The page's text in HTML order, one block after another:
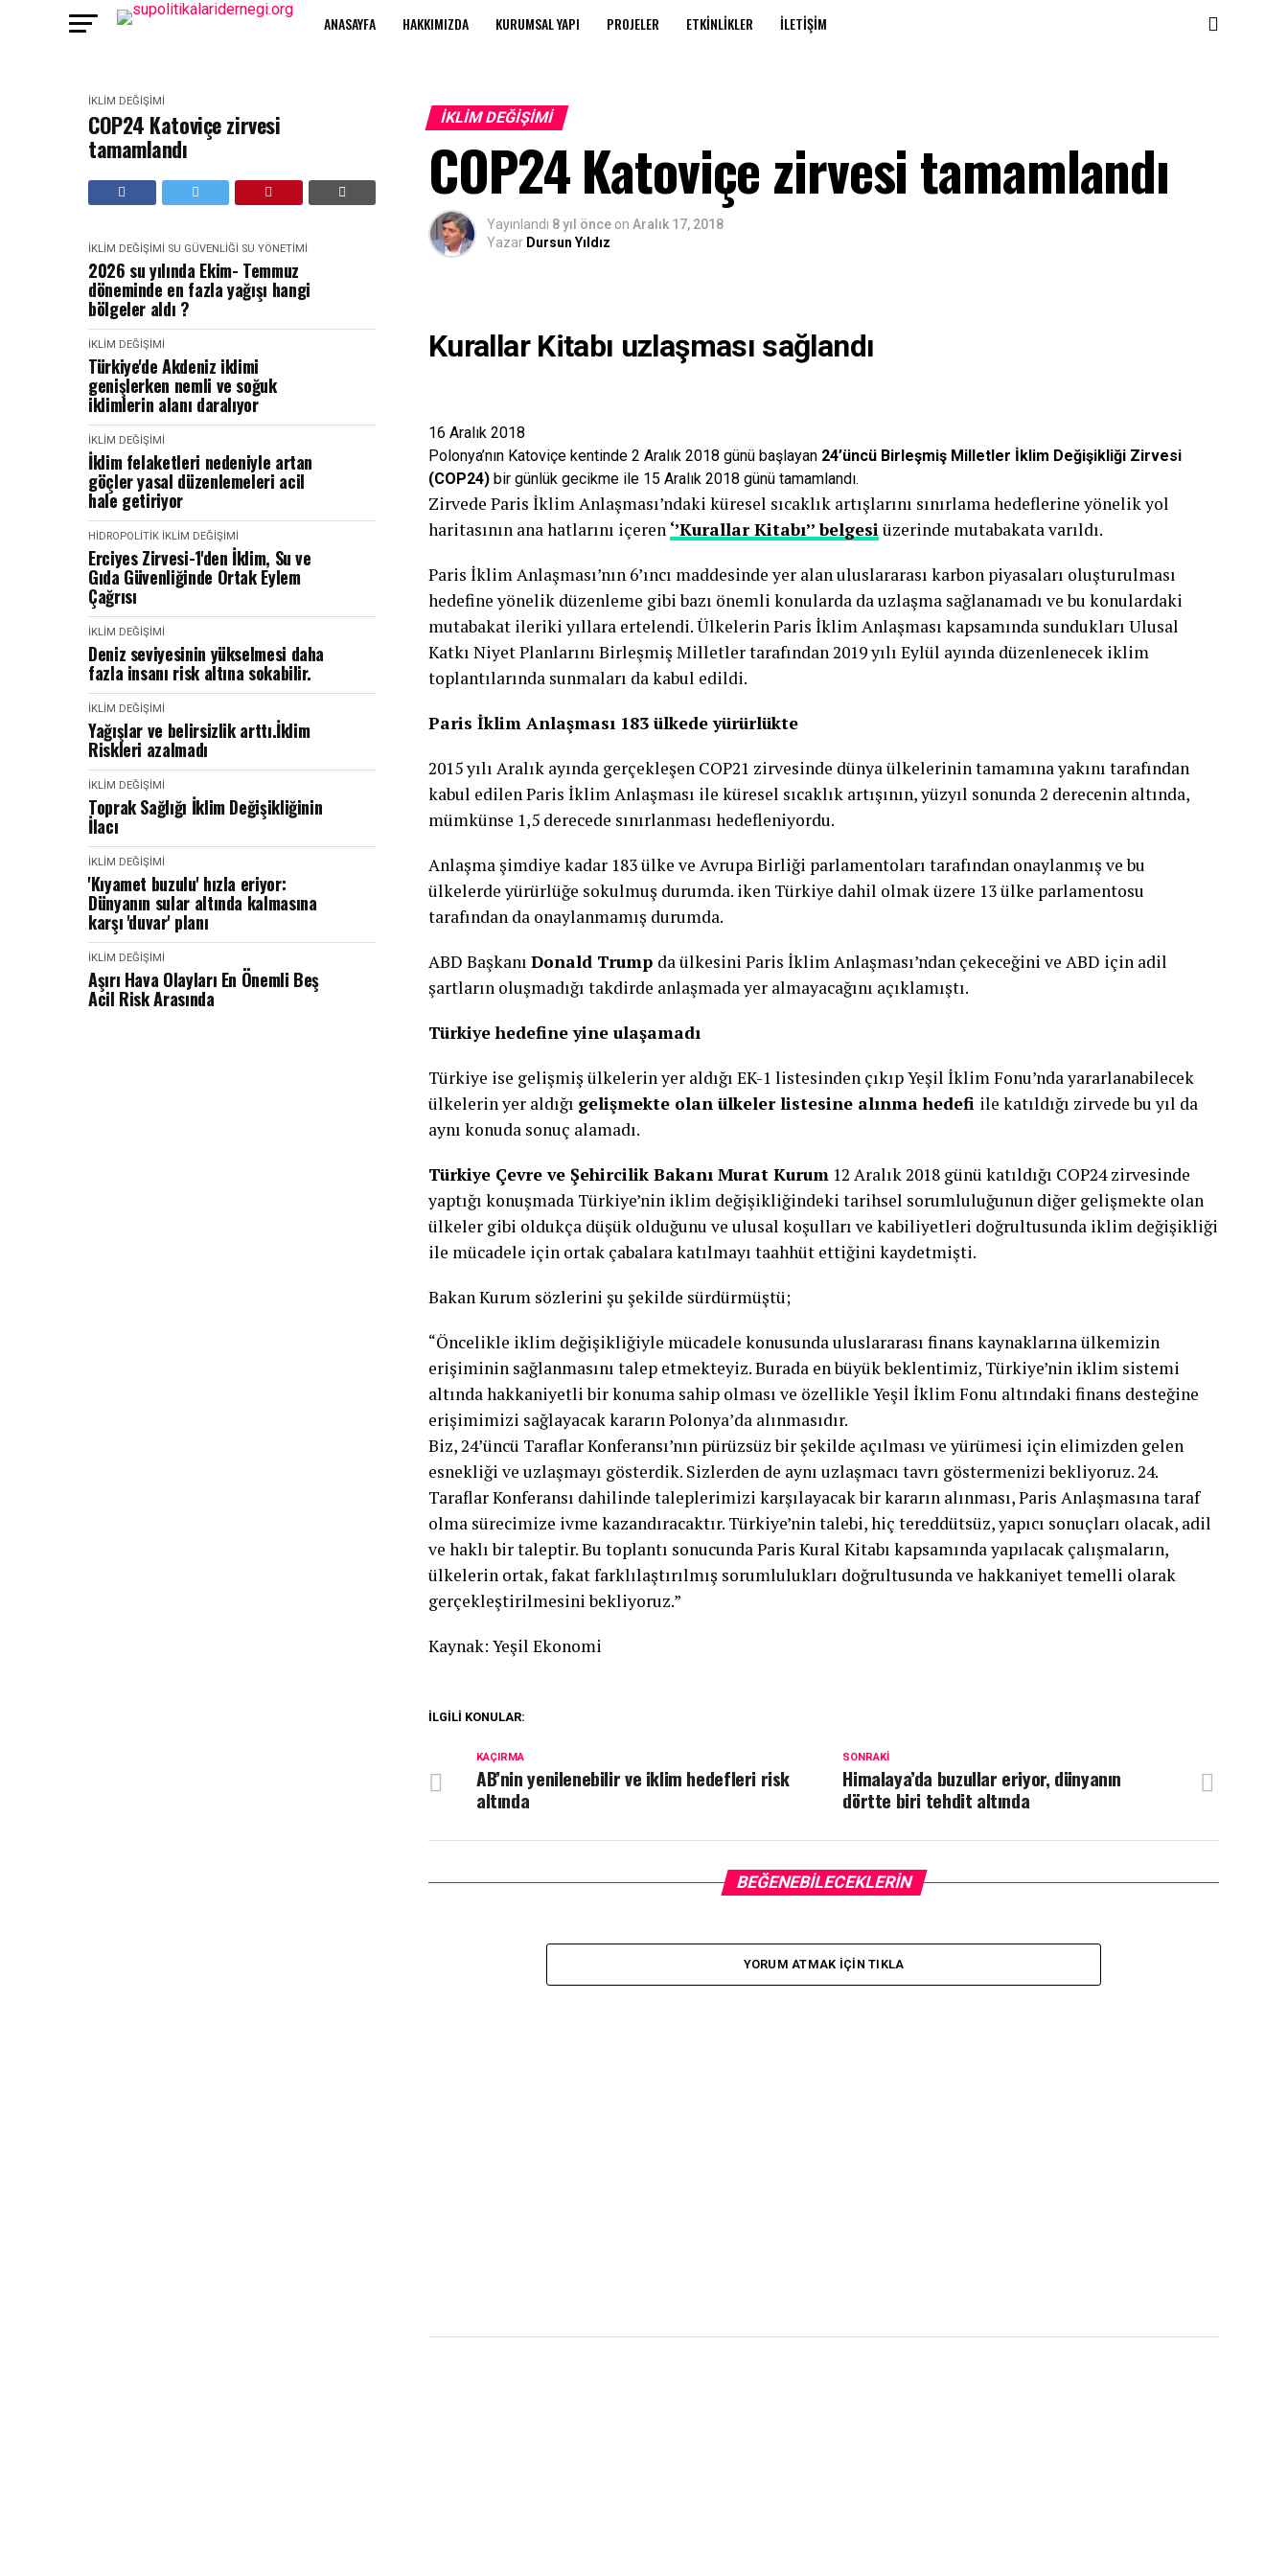
ANASAYFA HAKKIMIZDA KURUMSAL YAPI PROJELER ETKINLIKLER İLETIŞIM
İKLIM DEĞIŞIMI
COP24 Katoviçe zirvesi
tamamlandı
İKLIM DEĞIŞIMI SU GÜVENLIĞI SU YÖNETIMI
2026 su yılında Ekim- Temmuz
döneminde en fazla yağışı hangi
bölgeler aldı ?
İKLIM DEĞIŞIMI
Türkiye'de Akdeniz iklimi
genişlerken nemli ve soğuk
iklimlerin alanı daralıyor
İKLIM DEĞIŞIMI
İklim felaketleri nedeniyle artan
göçler yasal düzenlemeleri acil
hale getiriyor
HIDROPOLITIK İKLIM DEĞIŞIMI
Erciyes Zirvesi-1'den İklim, Su ve
Gıda Güvenliğinde Ortak Eylem
Çağrısı
İKLIM DEĞIŞIMI
Deniz seviyesinin yükselmesi daha
fazla insanı risk altına sokabilir.
İKLIM DEĞIŞIMI
Yağışlar ve belirsizlik arttı.İklim
Riskleri azalmadı
İKLIM DEĞIŞIMI
Toprak Sağlığı İklim Değişikliğinin
İlacı
İKLIM DEĞIŞIMI
'Kıyamet buzulu' hızla eriyor:
Dünyanın sular altında kalmasına
karşı 'duvar' planı
İKLIM DEĞIŞIMI
Aşırı Hava Olayları En Önemli Beş
Acil Risk Arasında
İKLIM DEĞIŞIMI
COP24 Katoviçe zirvesi tamamlandı
Yayınlandı 8 yıl önce on Aralık 17, 2018
Yazar Dursun Yıldız
Kurallar Kitabı uzlaşması sağlandı
16 Aralık 2018
Polonya’nın Katoviçe kentinde 2 Aralık 2018 günü başlayan 24’üncü Birleşmiş Milletler İklim Değişikliği Zirvesi
(COP24) bir günlük gecikme ile 15 Aralık 2018 günü tamamlandı.
Zirvede Paris İklim Anlaşması’ndaki küresel sıcaklık artışlarını sınırlama hedeflerine yönelik yol
haritasının ana hatlarını içeren ‘’Kurallar Kitabı’’ belgesiüzerinde mutabakata varıldı.
Paris İklim Anlaşması’nın 6’ıncı maddesinde yer alan uluslararası karbon piyasaları oluşturulması
hedefine yönelik düzenleme gibi bazı önemli konularda da uzlaşma sağlanamadı ve bu konulardaki
mutabakat ileriki yıllara ertelendi. Ülkelerin Paris İklim Anlaşması kapsamında sundukları Ulusal
Katkı Niyet Planlarını Birleşmiş Milletler tarafından 2019 yılı Eylül ayında düzenlenecek iklim
toplantılarında sunmaları da kabul edildi.
Paris İklim Anlaşması 183 ülkede yürürlükte
2015 yılı Aralık ayında gerçekleşen COP21 zirvesinde dünya ülkelerinin tamamına yakını tarafından
kabul edilen Paris İklim Anlaşması ile küresel sıcaklık artışının, yüzyıl sonunda 2 derecenin altında,
mümkünse 1,5 derecede sınırlanması hedefleniyordu.
Anlaşma şimdiye kadar 183 ülke ve Avrupa Birliği parlamentoları tarafından onaylanmış ve bu
ülkelerde yürürlüğe sokulmuş durumda. iken Türkiye dahil olmak üzere 13 ülke parlamentosu
tarafından da onaylanmamış durumda.
ABD Başkanı Donald Trump da ülkesini Paris İklim Anlaşması’ndan çekeceğini ve ABD için adil
şartların oluşmadığı takdirde anlaşmada yer almayacağını açıklamıştı.
Türkiye hedefine yine ulaşamadı
Türkiye ise gelişmiş ülkelerin yer aldığı EK-1 listesinden çıkıp Yeşil İklim Fonu’nda yararlanabilecek
ülkelerin yer aldığı gelişmekte olan ülkeler listesine alınma hedefi ile katıldığı zirvede bu yıl da
aynı konuda sonuç alamadı.
Türkiye Çevre ve Şehircilik Bakanı Murat Kurum 12 Aralık 2018 günü katıldığı COP24 zirvesinde
yaptığı konuşmada Türkiye’nin iklim değişikliğindeki tarihsel sorumluluğunun diğer gelişmekte olan
ülkeler gibi oldukça düşük olduğunu ve ulusal koşulları ve kabiliyetleri doğrultusunda iklim değişikliği
ile mücadele için ortak çabalara katılmayı taahhüt ettiğini kaydetmişti.
Bakan Kurum sözlerini şu şekilde sürdürmüştü;
“Öncelikle iklim değişikliğiyle mücadele konusunda uluslararası finans kaynaklarına ülkemizin
erişiminin sağlanmasını talep etmekteyiz. Burada en büyük beklentimiz, Türkiye’nin iklim sistemi
altında hakkaniyetli bir konuma sahip olması ve özellikle Yeşil İklim Fonu altındaki finans desteğine
erişimimizi sağlayacak kararın Polonya’da alınmasıdır.
Biz, 24’üncü Taraflar Konferansı’nın pürüzsüz bir şekilde açılması ve yürümesi için elimizden gelen
esnekliği ve uzlaşmayı gösterdik. Sizlerden de aynı uzlaşmacı tavrı göstermenizi bekliyoruz. 24.
Taraflar Konferansı dahilinde taleplerimizi karşılayacak bir kararın alınması, Paris Anlaşmasına taraf
olma sürecimize ivme kazandıracaktır. Türkiye’nin talebi, hiç tereddütsüz, yapıcı sonuçları olacak, adil
ve haklı bir taleptir. Bu toplantı sonucunda Paris Kural Kitabı kapsamında yapılacak çalışmaların,
ülkelerin ortak, fakat farklılaştırılmış sorumlulukları doğrultusunda ve hakkaniyet temelli olarak
gerçekleştirilmesini bekliyoruz.”
Kaynak: Yeşil Ekonomi
İLGILI KONULAR:
SONRAKI
Himalaya’da buzullar eriyor, dünyanın
dörtte biri tehdit altında
KAÇIRMA
AB’nin yenilenebilir ve iklim hedefleri risk
altında
BEĞENEBILECEKLERIN
YORUM ATMAK IÇIN TIKLA